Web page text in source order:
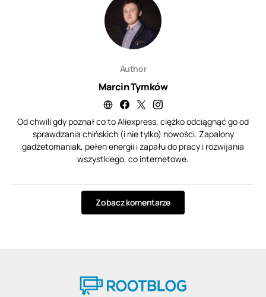
Author
Marcin Tymków
Od chwili gdy poznał co to Aliexpress, ciężko odciągnąć go od
sprawdzania chińskich (i nie tylko) nowości. Zapalony
gadżetomaniak, pełen energii i zapału do pracy i rozwijania
wszystkiego, co internetowe.
Zobacz komentarze